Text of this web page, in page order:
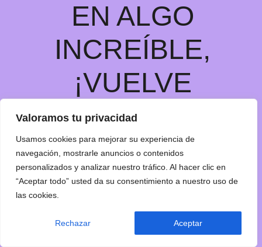
Valoramos tu privacidad
Usamos cookies para mejorar su experiencia de
navegación, mostrarle anuncios o contenidos
personalizados y analizar nuestro tráfico. Al hacer clic en
“Aceptar todo” usted da su consentimiento a nuestro uso de
las cookies.
Rechazar Aceptar
EN ALGO
INCREÍBLE,
¡VUELVE
PRONTO!